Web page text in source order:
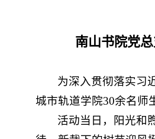
南山书院党
为深入贯彻落实习
城市轨道学院30余名师
活动当日，阳光和